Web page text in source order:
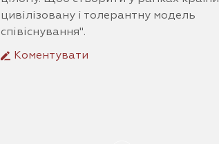
цивілізовану і толерантну модель
співіснування".
Коментувати